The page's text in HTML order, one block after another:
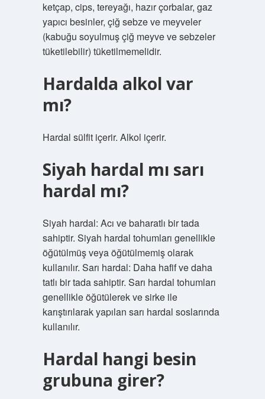
ketçap, cips, tereyağı, hazır çorbalar, gaz
yapıcı besinler, çiğ sebze ve meyveler
(kabuğu soyulmuş çiğ meyve ve sebzeler
tüketilebilir) tüketilmemelidir.
Hardalda alkol var
mı?
Hardal sülfit içerir. Alkol içerir.
Siyah hardal mı sarı
hardal mı?
Siyah hardal: Acı ve baharatlı bir tada
sahiptir. Siyah hardal tohumları genellikle
öğütülmüş veya öğütülmemiş olarak
kullanılır. Sarı hardal: Daha hafif ve daha
tatlı bir tada sahiptir. Sarı hardal tohumları
genellikle öğütülerek ve sirke ile
karıştırılarak yapılan sarı hardal soslarında
kullanılır.
Hardal hangi besin
grubuna girer?